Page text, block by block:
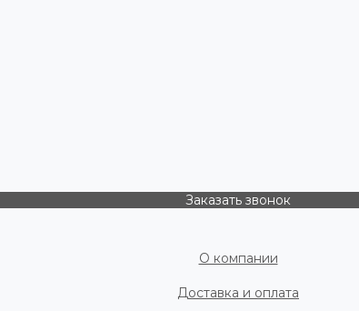
Заказать звонок
О компании
Доставка и оплата